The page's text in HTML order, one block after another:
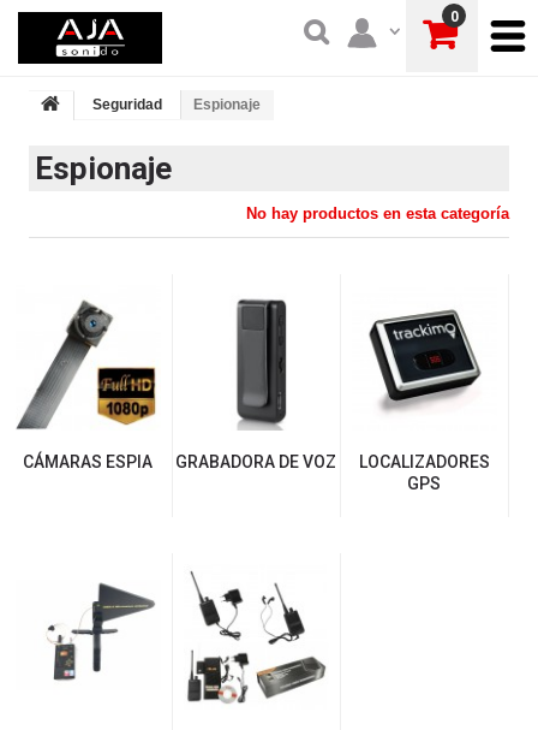
0
Seguridad Espionaje
Espionaje
No hay productos en esta categoría
CÁMARAS ESPIA GRABADORA DE VOZ
LOCALIZADORES
GPS